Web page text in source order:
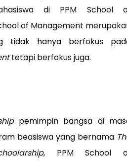
di PPM School
of Management
tidak hanya berfokus
tetapi berfokus juga.
pemimpin bangsa di
beasiswa yang bernama
, PPM School